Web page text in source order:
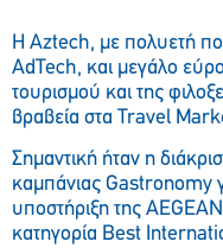
Η Aztech, με πολυετή
AdTech, και μεγάλο
τουρισμού και της
βραβεία στα Travel
Σημαντική ήταν η
καμπάνιας Gastronomy
υποστήριξη της
κατηγορία Best